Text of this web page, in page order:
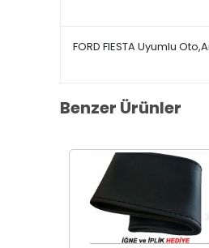
FORD FIESTA Uyumlu
Benzer Ürünler